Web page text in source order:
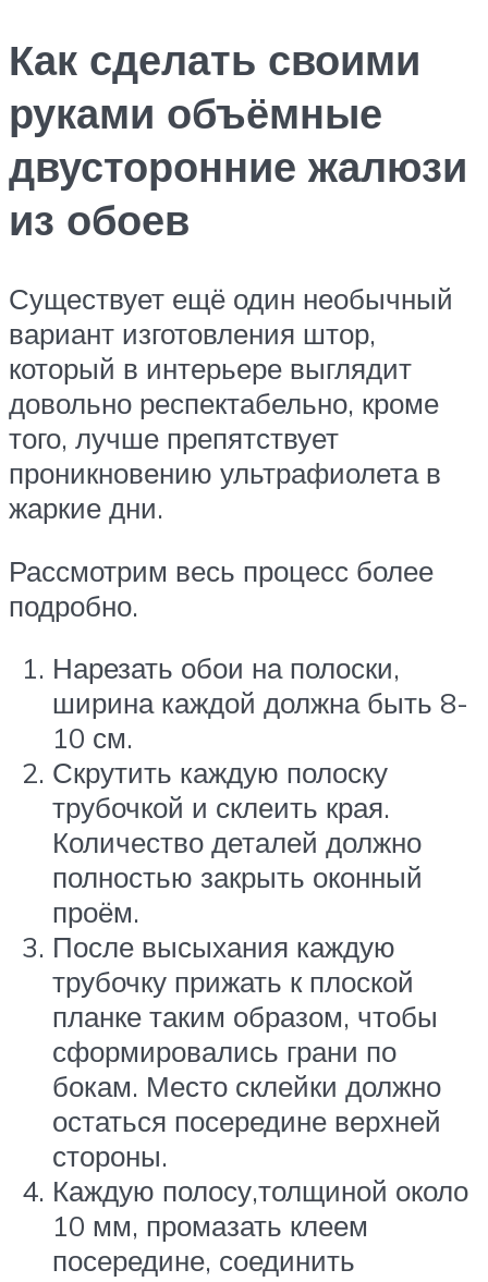
Как сделать своими
руками объёмные
двусторонние жалюзи
из обоев
Существует ещё один необычный
вариант изготовления штор,
который в интерьере выглядит
довольно респектабельно, кроме
того, лучше препятствует
проникновению ультрафиолета в
жаркие дни.
Рассмотрим весь процесс более
подробно.
Нарезать обои на полоски,
ширина каждой должна быть 8-
10 см.
Скрутить каждую полоску
трубочкой и склеить края.
Количество деталей должно
полностью закрыть оконный
проём.
После высыхания каждую
трубочку прижать к плоской
планке таким образом, чтобы
сформировались грани по
бокам. Место склейки должно
остаться посередине верхней
стороны.
Каждую полосу,толщиной около
10 мм, промазать клеем
посередине, соединить